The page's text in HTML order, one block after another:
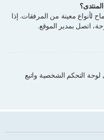
لأنواع معينة من المرفقات. إذا
اتصل بمدير الموقع.
لوحة التحكم الشخصية واتبع